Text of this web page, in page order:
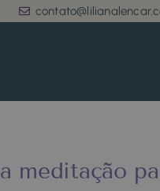
meditação